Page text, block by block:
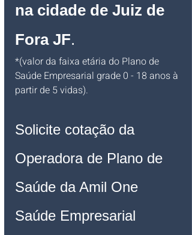
na cidade de Juiz de
Fora JF.
*(valor da faixa etária do Plano de
Saúde Empresarial grade 0 - 18 anos à
partir de 5 vidas).
Solicite cotação da
Operadora de Plano de
Saúde da Amil One
Saúde Empresarial